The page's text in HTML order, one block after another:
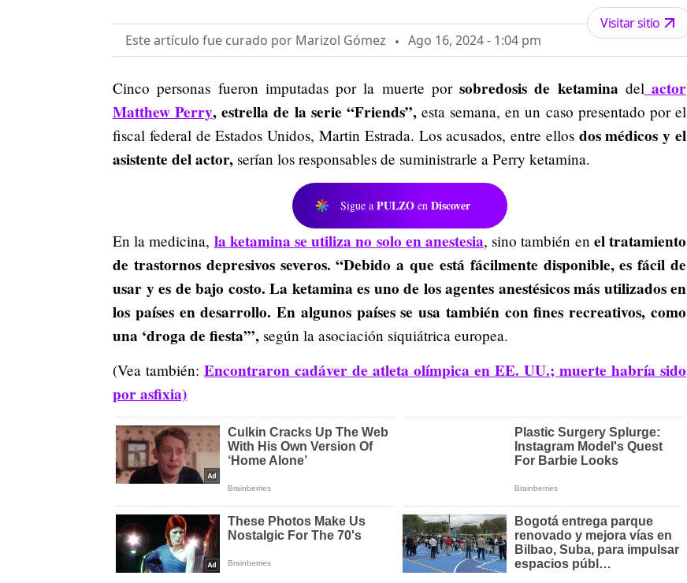
Este artículo fue curado por Marizol Gómez Ago 16, 2024 - 1:04 pm
Visitar sitio
Cinco personas fueron imputadas por la muerte por sobredosis de ketaminadelactor
Matthew Perry, estrella de la serie “Friends”,esta semana, en un caso presentado por el
fiscal federal de Estados Unidos, Martin Estrada. Los acusados, entre ellos dos médicos y el
asistente del actor, serían los responsables de suministrarle a Perry ketamina.
Sigue a PULZO en Discover
En la medicina, la ketamina se utiliza no solo en anestesia, sino también enel tratamiento
de trastornos depresivos severos. “Debido a que está fácilmente disponible, es fácil de
usar y es de bajo costo. La ketamina es uno de los agentes anestésicos más utilizados en
los países en desarrollo. En algunos países se usa también con fines recreativos, como
una ‘droga de fiesta’”, según la asociación siquiátrica europea.
(Vea también: Encontraron cadáver de atleta olímpica en EE. UU.; muerte habría sido
por asfixia)